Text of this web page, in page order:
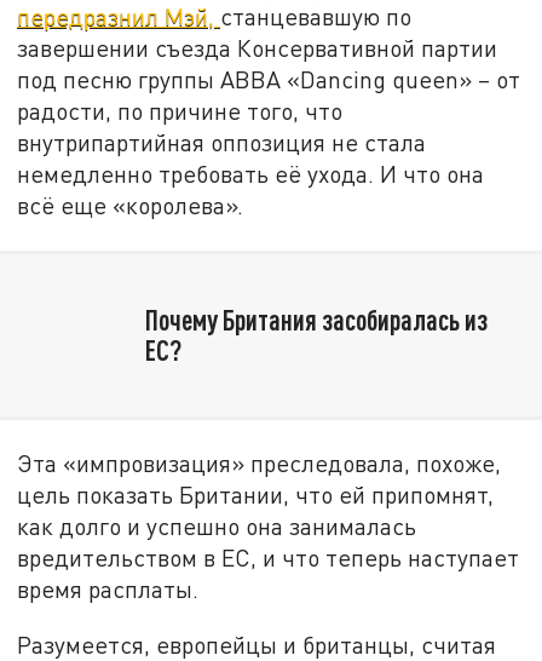
передразнил Мэй, станцевавшую по
завершении съезда Консервативной партии
под песню группы ABBA «Dancing queen» – от
радости, по причине того, что
внутрипартийная оппозиция не стала
немедленно требовать её ухода. И что она
всё еще «королева».
Почему Британия засобиралась из
ЕС?
Эта «импровизация» преследовала, похоже,
цель показать Британии, что ей припомнят,
как долго и успешно она занималась
вредительством в ЕС, и что теперь наступает
время расплаты.
Разумеется, европейцы и британцы, считая